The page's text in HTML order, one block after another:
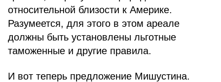
относительной близости к Америке.
Разумеется, для этого в этом ареале
должны быть установлены льготные
таможенные и другие правила.
И вот теперь предложение Мишустина.